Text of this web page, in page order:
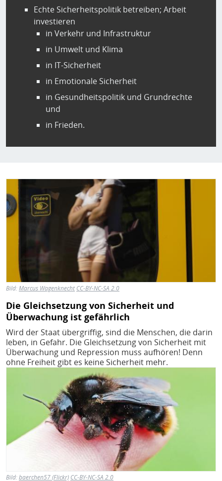
Echte Sicherheitspolitik betreiben; Arbeit
investieren
in Verkehr und Infrastruktur
in Umwelt und Klima
in IT-Sicherheit
in Emotionale Sicherheit
in Gesundheitspolitik und Grundrechte
und
in Frieden.
Bild
Bild:Marcus Wagenknecht CC-BY-NC-SA 2.0
Die Gleichsetzung von Sicherheit und
Überwachung ist gefährlich
Wird der Staat übergriffig, sind die Menschen, die darin
leben, in Gefahr. Die Gleichsetzung von Sicherheit mit
Überwachung und Repression muss aufhören! Denn
ohne Freiheit gibt es keine Sicherheit mehr.
Bild
Bild:baerchen57 (Flickr) CC-BY-NC-SA 2.0